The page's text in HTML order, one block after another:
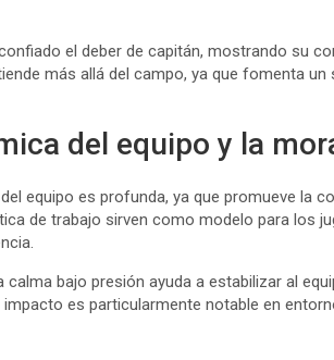
el deber de capitán, mostrando su
más allá del campo, ya que fomenta
del equipo y la
equipo es profunda, ya que promueve la
de trabajo sirven como modelo para los
bajo presión ayuda a estabilizar al
es particularmente notable en